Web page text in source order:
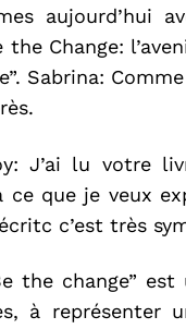
aujourd’hui
Change:
Sabrina:
J’ai lu votre
ce que je veux
c’est très
the change”
à représenter